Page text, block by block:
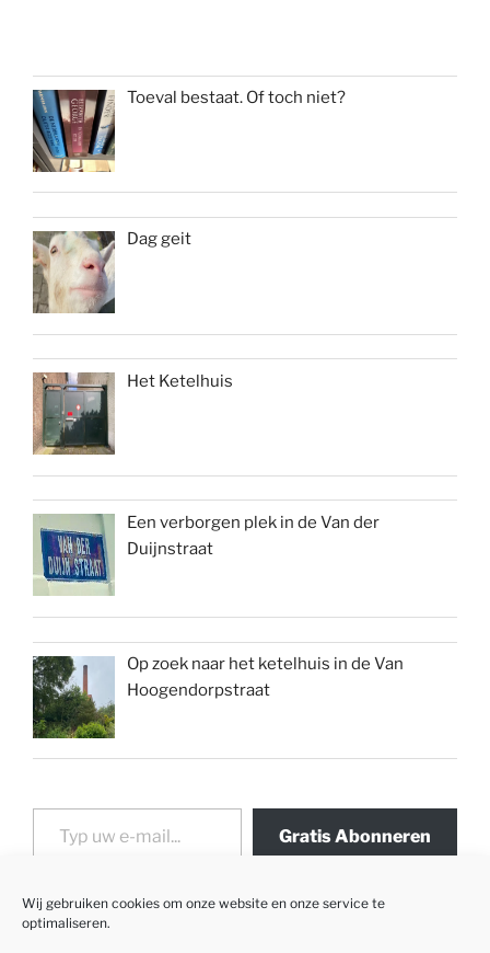
Wij gebruiken cookies om onze website en onze service te
optimaliseren.
Toeval bestaat. Of toch niet?
Dag geit
Het Ketelhuis
Een verborgen plek in de Van der
Duijnstraat
Op zoek naar het ketelhuis in de Van
Hoogendorpstraat
Typ uw e-mail...
Gratis Abonneren